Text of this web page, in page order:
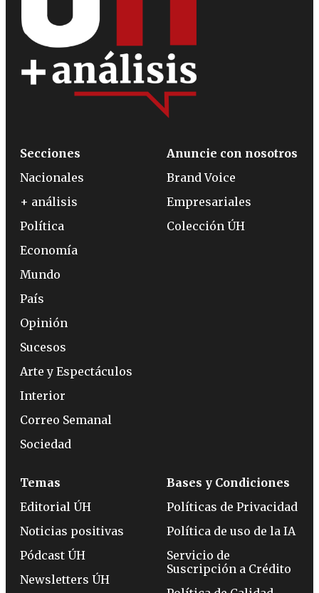
Secciones
Nacionales
+ análisis
Política
Economía
Mundo
País
Opinión
Sucesos
Arte y Espectáculos
Interior
Correo Semanal
Sociedad
Anuncie con nosotros
Brand Voice
Empresariales
Colección ÚH
Temas
Editorial ÚH
Noticias positivas
Pódcast ÚH
Newsletters ÚH
Bases y Condiciones
Políticas de Privacidad
Política de uso de la IA
Servicio de
Suscripción a Crédito